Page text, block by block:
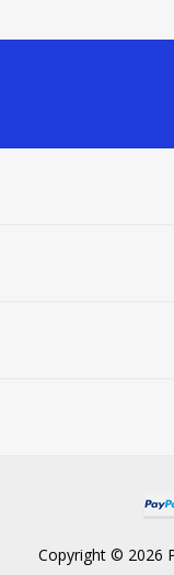
Copyright © 2026